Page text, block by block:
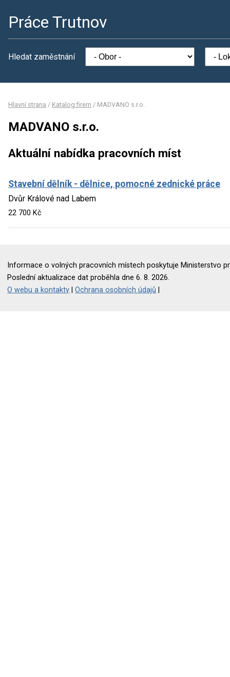
Práce Trutnov
Hledat zaměstnání
Hlavní strana / Katalog firem / MADVANO s.r.o.
MADVANO s.r.o.
Aktuální nabídka pracovních míst
Stavební dělník - dělnice, pomocné zednické práce
Dvůr Králové nad Labem
22 700 Kč
Informace o volných pracovních místech poskytuje Ministerstvo
Poslední aktualizace dat proběhla dne 6. 8. 2026.
O webu a kontakty |Ochrana osobních údajů